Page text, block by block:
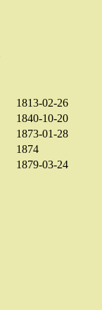
1813-02-26
1840-10-20
1873-01-28
1874
1879-03-24